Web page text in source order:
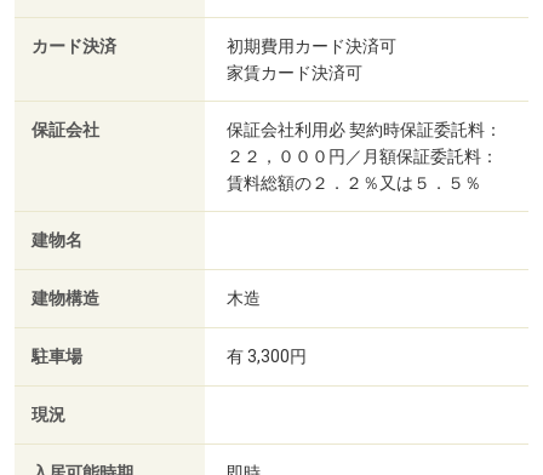
カード決済
初期費用カード決済可
家賃カード決済可
保証会社
保証会社利用必 契約時保証委託料：
２２，０００円／月額保証委託料：
賃料総額の２．２％又は５．５％
建物名
建物構造 木造
駐車場 有 3,300円
現況